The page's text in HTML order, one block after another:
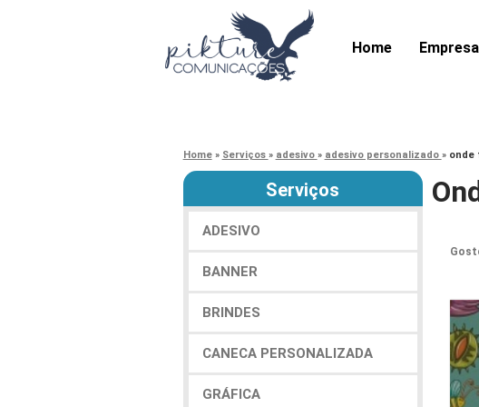
Home Empresa
Home » Serviços » adesivo » adesivo personalizado » onde
Serviços
ADESIVO
BANNER
BRINDES
CANECA PERSONALIZADA
GRÁFICA